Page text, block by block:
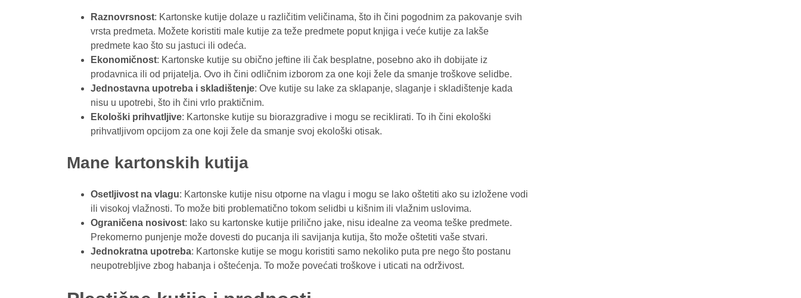
Raznovrsnost: Kartonske kutije dolaze u različitim veličinama, što ih čini pogodnim za pakovanje svih
vrsta predmeta. Možete koristiti male kutije za teže predmete poput knjiga i veće kutije za lakše
predmete kao što su jastuci ili odeća.
Ekonomičnost: Kartonske kutije su obično jeftine ili čak besplatne, posebno ako ih dobijate iz
prodavnica ili od prijatelja. Ovo ih čini odličnim izborom za one koji žele da smanje troškove selidbe.
Jednostavna upotreba i skladištenje: Ove kutije su lake za sklapanje, slaganje i skladištenje kada
nisu u upotrebi, što ih čini vrlo praktičnim.
Ekološki prihvatljive: Kartonske kutije su biorazgradive i mogu se reciklirati. To ih čini ekološki
prihvatljivom opcijom za one koji žele da smanje svoj ekološki otisak.
Mane kartonskih kutija
Osetljivost na vlagu: Kartonske kutije nisu otporne na vlagu i mogu se lako oštetiti ako su izložene vodi
ili visokoj vlažnosti. To može biti problematično tokom selidbi u kišnim ili vlažnim uslovima.
Ograničena nosivost: Iako su kartonske kutije prilično jake, nisu idealne za veoma teške predmete.
Prekomerno punjenje može dovesti do pucanja ili savijanja kutija, što može oštetiti vaše stvari.
Jednokratna upotreba: Kartonske kutije se mogu koristiti samo nekoliko puta pre nego što postanu
neupotrebljive zbog habanja i oštećenja. To može povećati troškove i uticati na održivost.